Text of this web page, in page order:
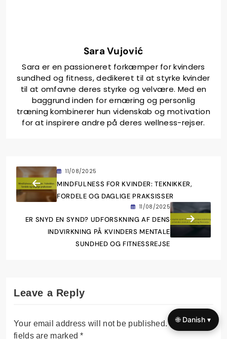
Sara Vujović
Sara er en passioneret forkæmper for kvinders
sundhed og fitness, dedikeret til at styrke kvinder
til at omfavne deres styrke og velvære. Med en
baggrund inden for ernæring og personlig
træning kombinerer hun videnskab og motivation
for at inspirere andre på deres wellness-rejser.
11/08/2025
MINDFULNESS FOR KVINDER: TEKNIKKER,
FORDELE OG DAGLIGE PRAKSISSER
11/08/2025
ER SNYD EN SYND? UDFORSKNING AF DENS
INDVIRKNING PÅ KVINDERS MENTALE
SUNDHED OG FITNESSREJSE
Leave a Reply
Your email address will not be published. Required
fields are marked*
🌐 Danish ▾